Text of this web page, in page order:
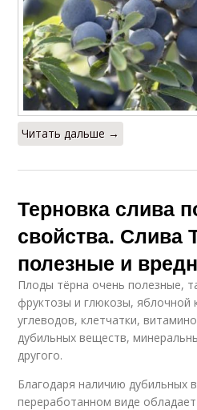
Читать дальше →
Терновка слива
свойства. Слива
полезные и
Плоды тёрна очень полезные,
фруктозы и глюкозы, яблочной
углеводов, клетчатки,
дубильных веществ,
другого.
Благодаря наличию дубильных
переработанном виде